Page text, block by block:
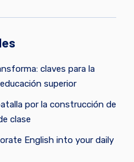
claves para la
superior
por la construcción de
clase
English into your daily